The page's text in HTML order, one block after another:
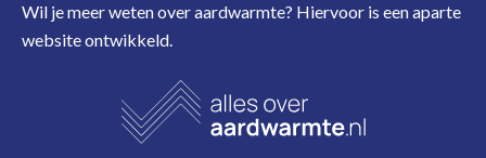
Wil je meer weten over aardwarmte? Hiervoor is een aparte
website ontwikkeld.